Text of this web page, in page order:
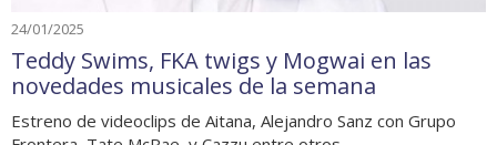
24/01/2025
Teddy Swims, FKA twigs y Mogwai en las
novedades musicales de la semana
Estreno de videoclips de Aitana, Alejandro Sanz con Grupo